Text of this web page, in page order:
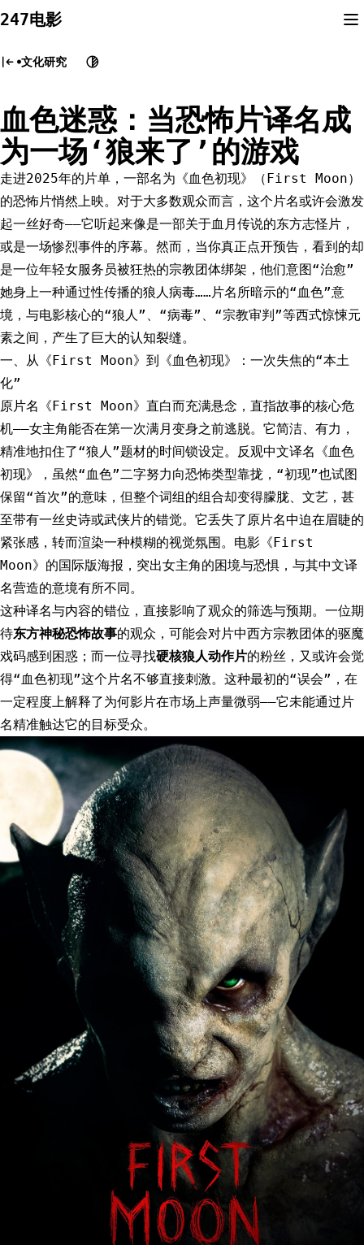
to
247电影
文化研究
血色迷惑：当恐怖片译名成
为一场‘狼来了’的游戏
走进2025年的片单，一部名为《血色初现》（First Moon）
的恐怖片悄然上映。对于大多数观众而言，这个片名或许会激发
起一丝好奇——它听起来像是一部关于血月传说的东方志怪片，
或是一场惨烈事件的序幕。然而，当你真正点开预告，看到的却
是一位年轻女服务员被狂热的宗教团体绑架，他们意图“治愈”
她身上一种通过性传播的狼人病毒……片名所暗示的“血色”意
境，与电影核心的“狼人”、“病毒”、“宗教审判”等西式惊悚元
素之间，产生了巨大的认知裂缝。
一、从《First Moon》到《血色初现》：一次失焦的“本土
化”
原片名《First Moon》直白而充满悬念，直指故事的核心危
机——女主角能否在第一次满月变身之前逃脱。它简洁、有力，
精准地扣住了“狼人”题材的时间锁设定。反观中文译名《血色
初现》，虽然“血色”二字努力向恐怖类型靠拢，“初现”也试图
保留“首次”的意味，但整个词组的组合却变得朦胧、文艺，甚
至带有一丝史诗或武侠片的错觉。它丢失了原片名中迫在眉睫的
紧张感，转而渲染一种模糊的视觉氛围。电影《First
Moon》的国际版海报，突出女主角的困境与恐惧，与其中文译
名营造的意境有所不同。
这种译名与内容的错位，直接影响了观众的筛选与预期。一位期
待东方神秘恐怖故事的观众，可能会对片中西方宗教团体的驱魔
戏码感到困惑；而一位寻找硬核狼人动作片的粉丝，又或许会觉
得“血色初现”这个片名不够直接刺激。这种最初的“误会”，在
一定程度上解释了为何影片在市场上声量微弱——它未能通过片
名精准触达它的目标受众。